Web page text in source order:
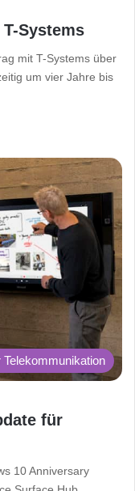
Systems
mit T-Systems über
um vier Jahre bis
Telekommunikation
für
10 Anniversary